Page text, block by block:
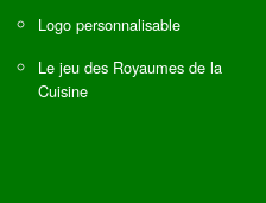
Logo personnalisable
Le jeu des Royaumes de la
Cuisine